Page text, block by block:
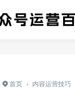
首页 › 内容运营技巧